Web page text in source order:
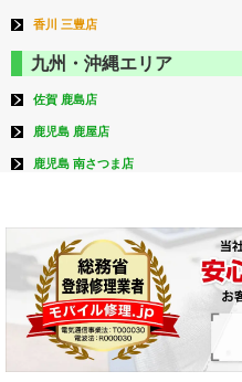
香川 三豊店
九州・沖縄エリア
佐賀 鹿島店
鹿児島 鹿屋店
鹿児島 南さつま店